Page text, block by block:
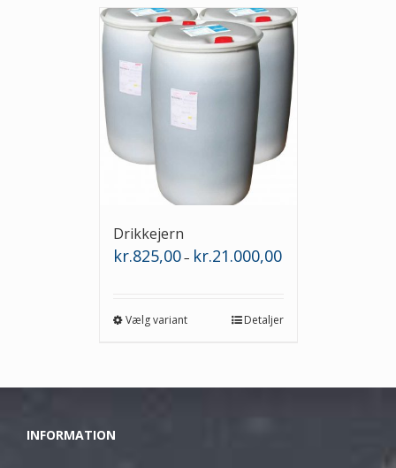
Drikkejern
kr.825,00– kr.21.000,00Prisinterval:
Vælg variant Detaljer
INFORMATION